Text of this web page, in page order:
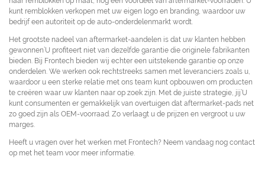
kunt remblokken verkopen met uw eigen logo en branding, waardoor uw
bedrijf een autoriteit op de auto-onderdelenmarkt wordt.
Het grootste nadeel van aftermarket-aandelen is dat uw klanten hebben
gewonnen’U profiteert niet van dezelfde garantie die originele fabrikanten
bieden. Bij Frontech bieden wij echter een uitstekende garantie op onze
onderdelen. We werken ook rechtstreeks samen met leveranciers zoals u,
waardoor u een sterke relatie met ons team kunt opbouwen om producten
te creëren waar uw klanten naar op zoek zijn. Met de juiste strategie, jij’U
kunt consumenten er gemakkelijk van overtuigen dat aftermarket-pads net
zo goed zijn als OEM-voorraad. Zo verlaagt u de prijzen en vergroot u uw
marges.
Heeft u vragen over het werken met Frontech? Neem vandaag nog contact
op met het team voor meer informatie.